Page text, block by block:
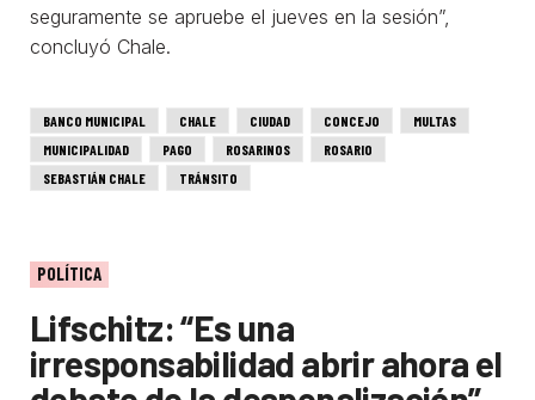
seguramente se apruebe el jueves en la sesión”,
concluyó Chale.
BANCO MUNICIPAL CHALE CIUDAD CONCEJO
MULTAS
MUNICIPALIDAD
PAGO ROSARINOS
ROSARIO
SEBASTIÁN CHALE
TRÁNSITO